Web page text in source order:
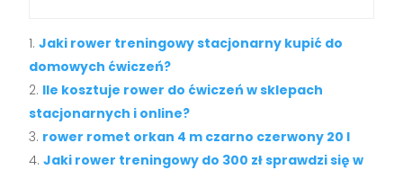
Jaki rower treningowy stacjonarny kupić do
domowych ćwiczeń?
Ile kosztuje rower do ćwiczeń w sklepach
stacjonarnych i online?
rower romet orkan 4 m czarno czerwony 20 l
Jaki rower treningowy do 300 zł sprawdzi się w